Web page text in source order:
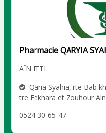
Pharmacie QARYIA
AÏN ITTI
Qaria Syahia, rte Bab
tre Fekhara et Zouhour
0524-30-65-47